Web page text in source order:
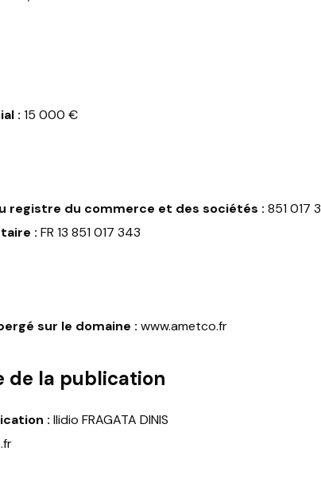
: 15 000 €
registre du commerce et des sociétés : 851 017
: FR 13 851 017 343
sur le domaine : www.ametco.fr
de la publication
: Ilidio FRAGATA DINIS